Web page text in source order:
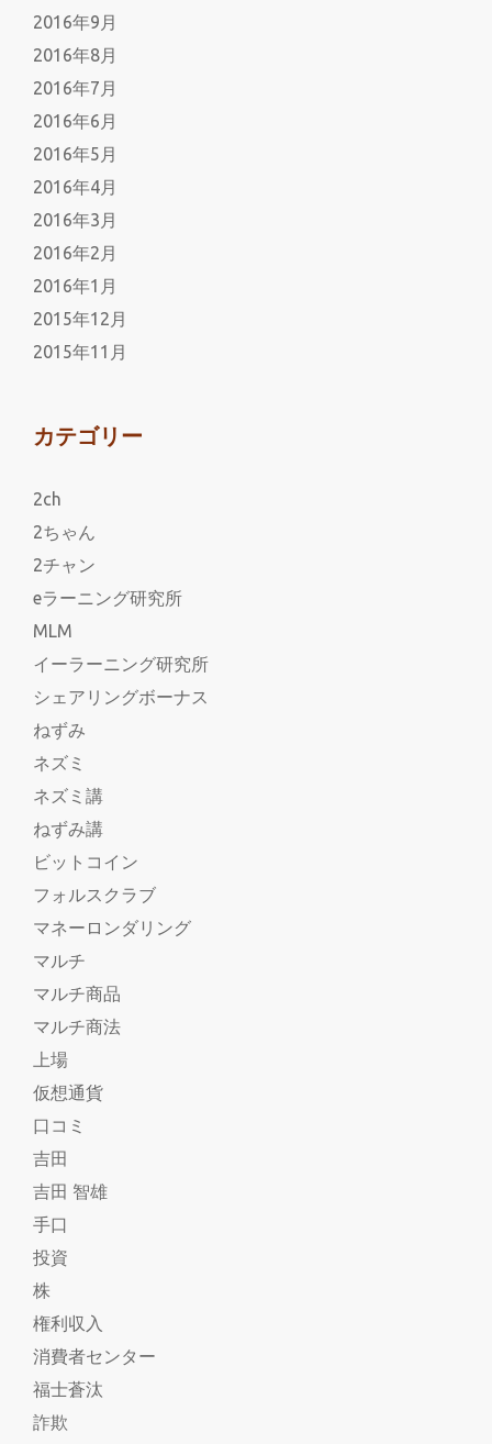
2016年9月
2016年8月
2016年7月
2016年6月
2016年5月
2016年4月
2016年3月
2016年2月
2016年1月
2015年12月
2015年11月
カテゴリー
2ch
2ちゃん
2チャン
eラーニング研究所
MLM
イーラーニング研究所
シェアリングボーナス
ねずみ
ネズミ
ネズミ講
ねずみ講
ビットコイン
フォルスクラブ
マネーロンダリング
マルチ
マルチ商品
マルチ商法
上場
仮想通貨
口コミ
吉田
吉田 智雄
手口
投資
株
権利収入
消費者センター
福士蒼汰
詐欺